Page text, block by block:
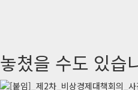
놓쳤을 수도 있습